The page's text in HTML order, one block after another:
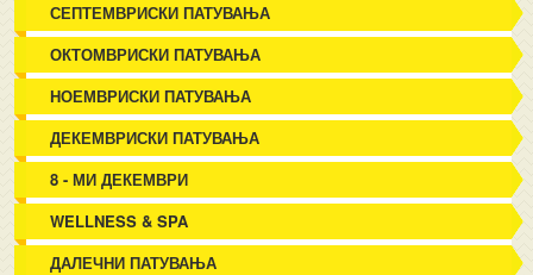
СЕПТЕМВРИСКИ ПАТУВАЊА
ОКТОМВРИСКИ ПАТУВАЊА
НОЕМВРИСКИ ПАТУВАЊА
ДЕКЕМВРИСКИ ПАТУВАЊА
8 - МИ ДЕКЕМВРИ
WELLNESS & SPA
ДАЛЕЧНИ ПАТУВАЊА